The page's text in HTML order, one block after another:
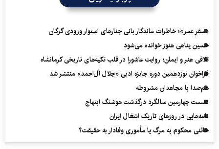
«سفرِ عمر»؛ خاطرات ماندگار بانی چنارهای استوار ورودی گرگان
حسین پناهی هنوز خوانده می‌شود
تلاقی هنر و ایمان؛ روایت عاشورا در قلب تکیه‌های تاریخی کرمانشاه
فراخوان نوزدهمین دوره جایزه ادبی «جلال آل‌احمد» منتشر شد
هم‌صدا با مجاهدان مشروطه
نشست چهارمین سالگرد درگذشت هوشنگ ابتهاج
نامه‌هایی در روزهای تاریک اشغال ایران
خائنی محکوم به مرگ یا مأموری وفادار به حقیقت؟